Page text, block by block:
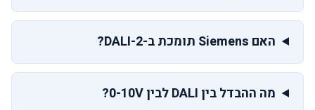
האם Siemens תומכת ב-DALI-2?
מה ההבדל בין DALI לבין 0-10V?